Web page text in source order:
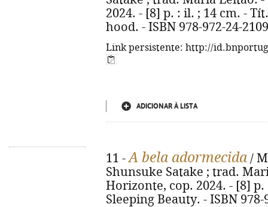
2024. - [8] p. : il. ; 14 cm. -
hood. - ISBN 978-972-24-
Link persistente: http://
ADICIONAR À LISTA
11 -A bela adormecida /
Shunsuke Satake ; trad.
Horizonte, cop. 2024. - [8]
Sleeping Beauty. - ISBN 978-